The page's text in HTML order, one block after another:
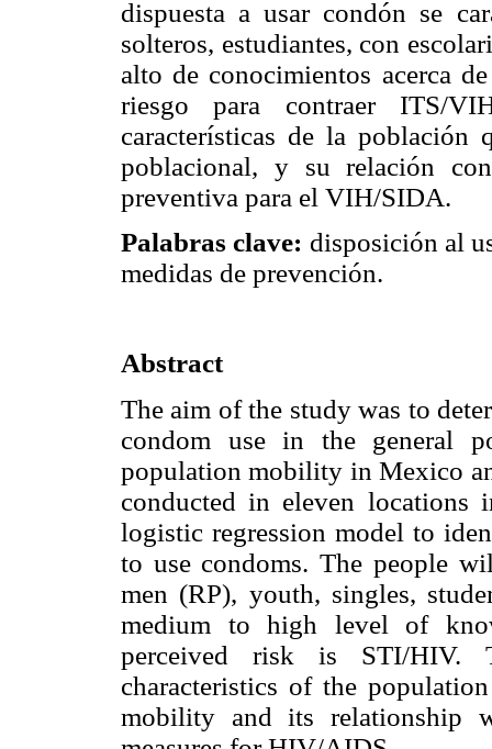
dispuesta a usar condón se
solteros, estudiantes, con
alto de conocimientos acerca
riesgo para contraer ITS/
características de la
poblacional, y su relación
preventiva para el VIH/SIDA.
Palabras clave: disposición al
medidas de prevención.
Abstract
The aim of the study was to
condom use in the general
population mobility in Mexico
conducted in eleven locations
logistic regression model to
to use condoms. The people
men (RP), youth, singles,
medium to high level of
perceived risk is STI/HIV.
characteristics of the
mobility and its relationship